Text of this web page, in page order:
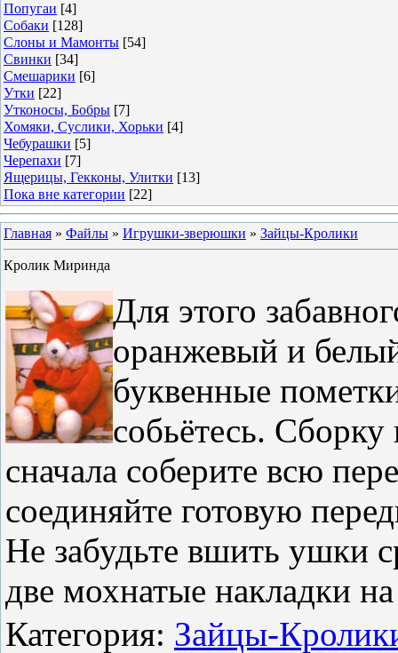
Попугаи [4]
Собаки [128]
Слоны и Мамонты [54]
Свинки [34]
Смешарики [6]
Утки [22]
Утконосы, Бобры [7]
Хомяки, Суслики, Хорьки [4]
Чебурашки [5]
Черепахи [7]
Ящерицы, Гекконы, Улитки [13]
Пока вне категории [22]
Главная » Файлы » Игрушки-зверюшки » Зайцы-Кролики
Кролик Миринда
Для этого
оранжевый и
буквенные
собьётесь.
сначала соберите всю
соединяйте готовую
Не забудьте вшить ушки
две мохнатые накладки
Категория: Зайцы-